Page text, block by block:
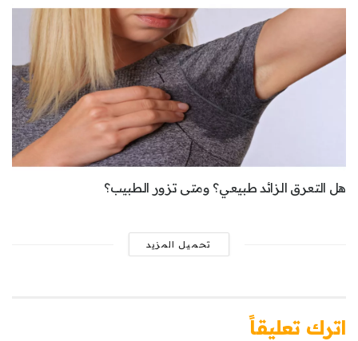
هل التعرق الزائد طبيعي؟ ومتى تزور الطبيب؟
تحميل المزيد
اترك تعليقاً